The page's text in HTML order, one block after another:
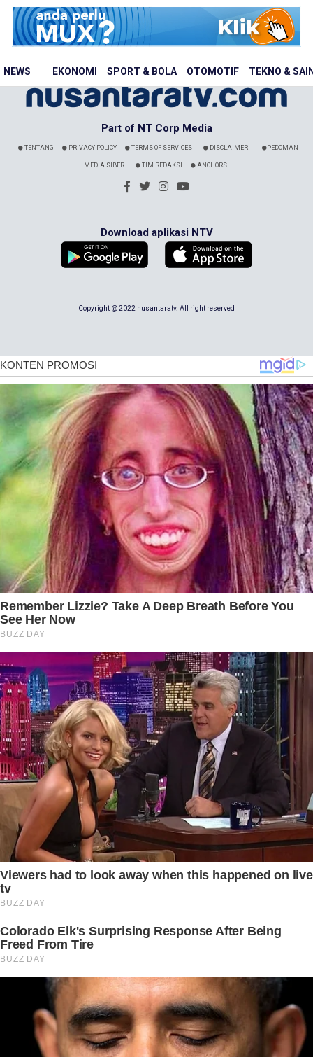
NEWS EKONOMI SPORT & BOLA OTOMOTIF TEKNO &
Part of NT Corp Media
TENTANG PRIVACY POLICY TERMS OF SERVICES DISCLAIMER PEDOMAN
MEDIA SIBER TIM REDAKSI ANCHORS
Download aplikasi NTV
Copyright @ 2022 nusantaratv. All right reserved